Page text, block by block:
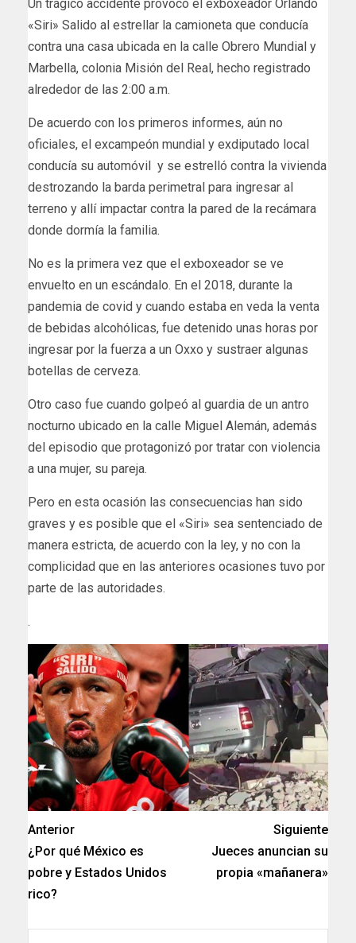
Un trágico accidente provocó el exboxeador Orlando
«Siri» Salido al estrellar la camioneta que conducía
contra una casa ubicada en la calle Obrero Mundial y
Marbella, colonia Misión del Real, hecho registrado
alrededor de las 2:00 a.m.
De acuerdo con los primeros informes, aún no
oficiales, el excampeón mundial y exdiputado local
conducía su automóvil y se estrelló contra la vivienda
destrozando la barda perimetral para ingresar al
terreno y allí impactar contra la pared de la recámara
donde dormía la familia.
No es la primera vez que el exboxeador se ve
envuelto en un escándalo. En el 2018, durante la
pandemia de covid y cuando estaba en veda la venta
de bebidas alcohólicas, fue detenido unas horas por
ingresar por la fuerza a un Oxxo y sustraer algunas
botellas de cerveza.
Otro caso fue cuando golpeó al guardia de un antro
nocturno ubicado en la calle Miguel Alemán, además
del episodio que protagonizó por tratar con violencia
a una mujer, su pareja.
Pero en esta ocasión las consecuencias han sido
graves y es posible que el «Siri» sea sentenciado de
manera estricta, de acuerdo con la ley, y no con la
complicidad que en las anteriores ocasiones tuvo por
parte de las autoridades.
.
Anterior
¿Por qué México es
pobre y Estados Unidos
rico?
Siguiente
Jueces anuncian su
propia «mañanera»